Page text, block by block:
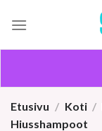
Etusivu / Koti /
Hiusshampoot